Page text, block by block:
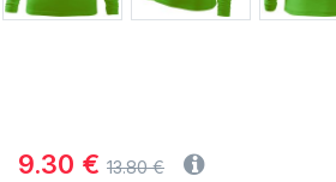
9.30 € 13.80 €